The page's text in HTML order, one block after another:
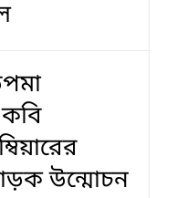
উন্মোচন